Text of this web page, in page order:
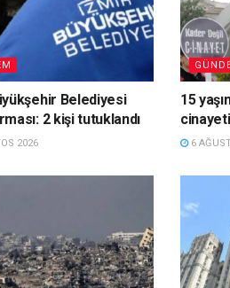
Belediyesi
2 kişi tutuklandı
2026
15
6